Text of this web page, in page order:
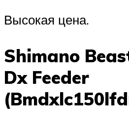
Высокая цена.
Shimano
Dx Feeder